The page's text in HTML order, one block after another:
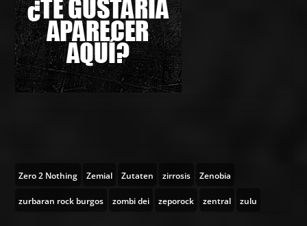
Zero 2 Nothing Zemial Zutaten zirrosis Zenobia
zurbaran rock burgos zombi dei zeporock zentral zulu